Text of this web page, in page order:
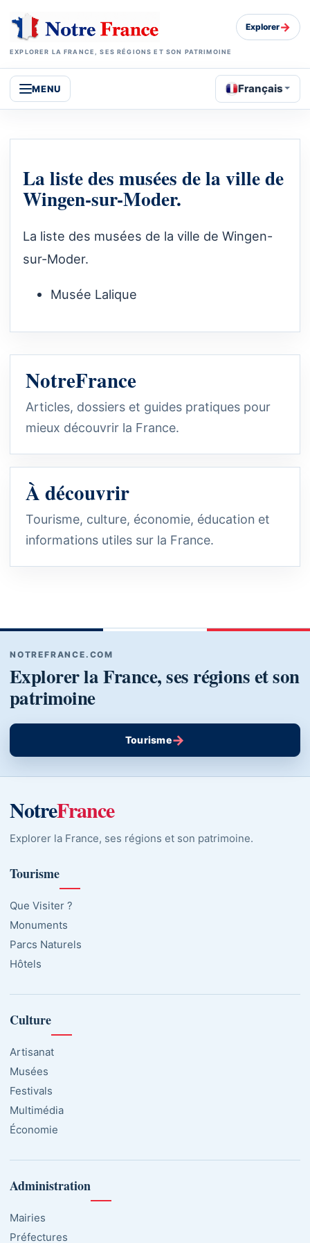
EXPLORER LA FRANCE, SES RÉGIONS ET SON PATRIMOINE
Explorer→
MENU Français
La liste des musées de la ville de
Wingen-sur-Moder.
La liste des musées de la ville de Wingen-
sur-Moder.
Musée Lalique
NotreFrance
Articles, dossiers et guides pratiques pour
mieux découvrir la France.
À découvrir
Tourisme, culture, économie, éducation et
informations utiles sur la France.
NOTREFRANCE.COM
Explorer la France, ses régions et son
patrimoine
Tourisme→
NotreFrance
Explorer la France, ses régions et son patrimoine.
Tourisme
Que Visiter ?
Monuments
Parcs Naturels
Hôtels
Culture
Artisanat
Musées
Festivals
Multimédia
Économie
Administration
Mairies
Préfectures